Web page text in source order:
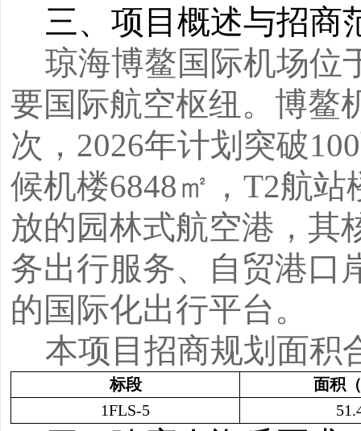
三、项目概述与招商
琼海博鳌国际机场位
要国际航空枢纽。博鳌
次，2026年计划突破
候机楼6848㎡，T2航
放的园林式航空港，其
务出行服务、自贸港口
的国际化出行平台。
本项目招商规划面积
标段
面积
1FLS-5